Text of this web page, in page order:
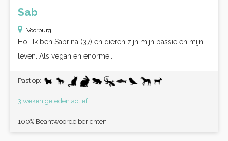
Sab
Voorburg
Hoi! Ik ben Sabrina (37) en dieren zijn mijn passie en mijn
leven. Als vegan en enorme...
Past op:
3 weken geleden actief
100% Beantwoorde berichten